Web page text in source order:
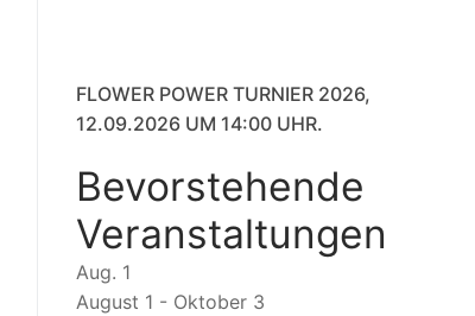
FLOWER POWER TURNIER 2026,
12.09.2026 UM 14:00 UHR.
Bevorstehende
Veranstaltungen
Aug. 1
August 1 - Oktober 3